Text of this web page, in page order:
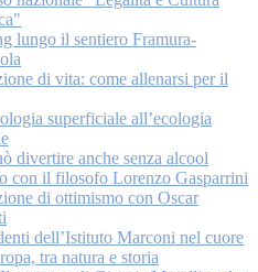
lungo il sentiero Framura-
di vita: come allenarsi per il
superficiale all’ecologia
divertire anche senza alcool
con il filosofo Lorenzo Gasparrini
di ottimismo con Oscar
dell’Istituto Marconi nel cuore
tra natura e storia